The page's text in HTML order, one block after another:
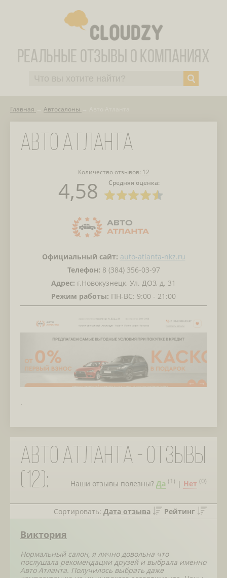
Главная Автосалоны
АВТО АТЛАНТА
Количество отзывов: 12
Средняя оценка:
4,58
Официальный сайт: auto-atlanta-nkz.ru
Телефон: 8 (384) 356-03-97
Адрес: г.Новокузнецк, Ул. ДОЗ, д. 31
Режим работы: ПН-ВС: 9:00 - 21:00
.
Авто Атланта - отзывы
(12):
Наши отзывы полезны? Да (1) | Нет (0)
Сортировать: Дата отзыва Рейтинг
Виктория
Нормальный салон, я лично довольна что
послушала рекомендации друзей и выбрала именно
Авто Атланта. Получилось выбрать даже